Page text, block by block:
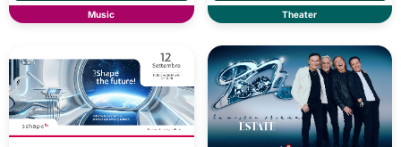
Music Theater